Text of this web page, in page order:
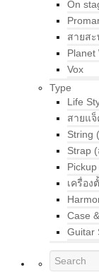
On
สายสะ
Planet
Vox
Type
Life
สายแจ็
String
Strap
เครื่อง
Case
Guitar